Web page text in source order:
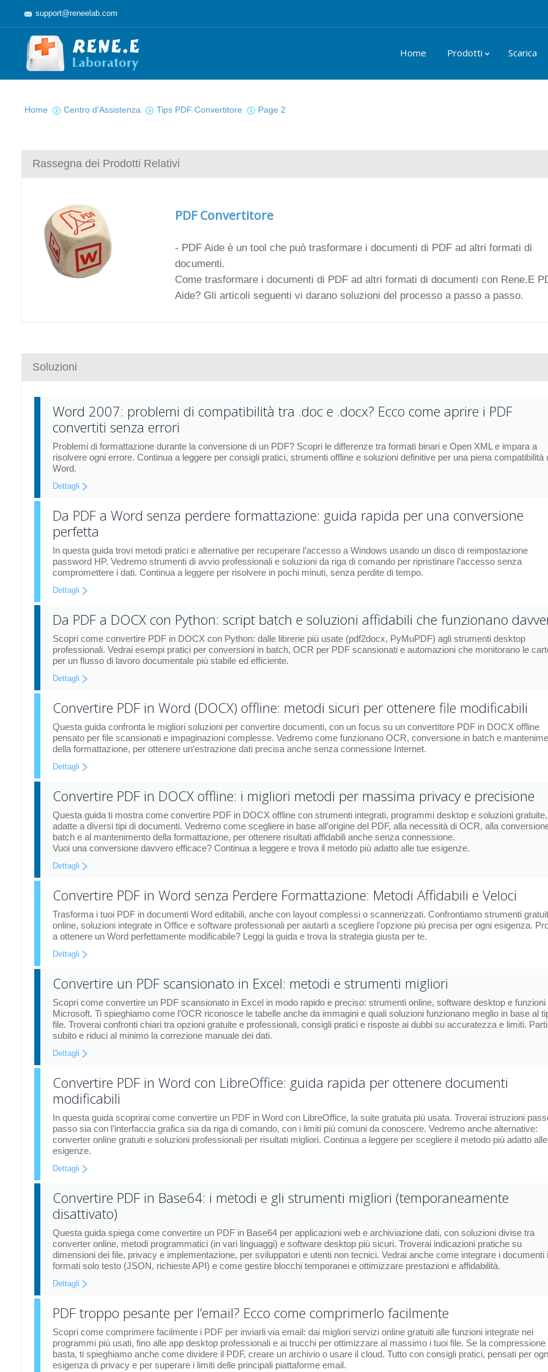
support@reneelab.com
Home Prodotti Scarica
Home Centro d’Assistenza Tips PDF Convertitore Page 2
Rassegna dei Prodotti Relativi
PDF Convertitore
- PDF Aide è un tool che può trasformare i documenti di PDF ad altri formati di
documenti.
Come trasformare i documenti di PDF ad altri formati di documenti con Rene.E
Aide? Gli articoli seguenti vi darano soluzioni del processo a passo a passo.
Soluzioni
Word 2007: problemi di compatibilità tra .doc e .docx? Ecco come aprire i PDF
convertiti senza errori
Problemi di formattazione durante la conversione di un PDF? Scopri le differenze tra formati binari e Open XML e impara a
risolvere ogni errore. Continua a leggere per consigli pratici, strumenti offline e soluzioni definitive per una piena compatibilità
Word.
Dettagli
Da PDF a Word senza perdere formattazione: guida rapida per una conversione
perfetta
In questa guida trovi metodi pratici e alternative per recuperare l’accesso a Windows usando un disco di reimpostazione
password HP. Vedremo strumenti di avvio professionali e soluzioni da riga di comando per ripristinare l’accesso senza
compromettere i dati. Continua a leggere per risolvere in pochi minuti, senza perdite di tempo.
Dettagli
Da PDF a DOCX con Python: script batch e soluzioni affidabili che funzionano
Scopri come convertire PDF in DOCX con Python: dalle librerie più usate (pdf2docx, PyMuPDF) agli strumenti desktop
professionali. Vedrai esempi pratici per conversioni in batch, OCR per PDF scansionati e automazioni che monitorano le
per un flusso di lavoro documentale più stabile ed efficiente.
Dettagli
Convertire PDF in Word (DOCX) offline: metodi sicuri per ottenere file modificabili
Questa guida confronta le migliori soluzioni per convertire documenti, con un focus su un convertitore PDF in DOCX offline
pensato per file scansionati e impaginazioni complesse. Vedremo come funzionano OCR, conversione in batch e
della formattazione, per ottenere un’estrazione dati precisa anche senza connessione Internet.
Dettagli
Convertire PDF in DOCX offline: i migliori metodi per massima privacy e precisione
Questa guida ti mostra come convertire PDF in DOCX offline con strumenti integrati, programmi desktop e soluzioni gratuite,
adatte a diversi tipi di documenti. Vedremo come scegliere in base all’origine del PDF, alla necessità di OCR, alla
batch e al mantenimento della formattazione, per ottenere risultati affidabili anche senza connessione.
Vuoi una conversione davvero efficace? Continua a leggere e trova il metodo più adatto alle tue esigenze.
Dettagli
Convertire PDF in Word senza Perdere Formattazione: Metodi Affidabili e Veloci
Trasforma i tuoi PDF in documenti Word editabili, anche con layout complessi o scannerizzati. Confrontiamo strumenti
online, soluzioni integrate in Office e software professionali per aiutarti a scegliere l’opzione più precisa per ogni esigenza.
a ottenere un Word perfettamente modificabile? Leggi la guida e trova la strategia giusta per te.
Dettagli
Convertire un PDF scansionato in Excel: metodi e strumenti migliori
Scopri come convertire un PDF scansionato in Excel in modo rapido e preciso: strumenti online, software desktop e funzioni
Microsoft. Ti spieghiamo come l’OCR riconosce le tabelle anche da immagini e quali soluzioni funzionano meglio in base al
file. Troverai confronti chiari tra opzioni gratuite e professionali, consigli pratici e risposte ai dubbi su accuratezza e limiti. Parti
subito e riduci al minimo la correzione manuale dei dati.
Dettagli
Convertire PDF in Word con LibreOffice: guida rapida per ottenere documenti
modificabili
In questa guida scoprirai come convertire un PDF in Word con LibreOffice, la suite gratuita più usata. Troverai istruzioni
passo sia con l’interfaccia grafica sia da riga di comando, con i limiti più comuni da conoscere. Vedremo anche alternative:
converter online gratuiti e soluzioni professionali per risultati migliori. Continua a leggere per scegliere il metodo più adatto
esigenze.
Dettagli
Convertire PDF in Base64: i metodi e gli strumenti migliori (temporaneamente
disattivato)
Questa guida spiega come convertire un PDF in Base64 per applicazioni web e archiviazione dati, con soluzioni divise tra
converter online, metodi programmatici (in vari linguaggi) e software desktop più sicuri. Troverai indicazioni pratiche su
dimensioni dei file, privacy e implementazione, per sviluppatori e utenti non tecnici. Vedrai anche come integrare i documenti
formati solo testo (JSON, richieste API) e come gestire blocchi temporanei e ottimizzare prestazioni e affidabilità.
Dettagli
PDF troppo pesante per l’email? Ecco come comprimerlo facilmente
Scopri come comprimere facilmente i PDF per inviarli via email: dai migliori servizi online gratuiti alle funzioni integrate nei
programmi più usati, fino alle app desktop professionali e ai trucchi per ottimizzare al massimo i tuoi file. Se la compressione
basta, ti spieghiamo anche come dividere il PDF, creare un archivio o usare il cloud. Tutto con consigli pratici, pensati per
esigenza di privacy e per superare i limiti delle principali piattaforme email.